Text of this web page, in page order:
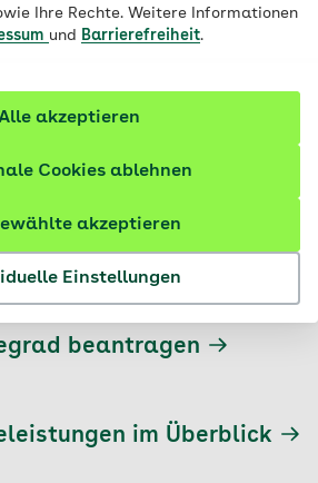
Ihre Rechte. Weitere Informationen
und Barrierefreiheit.
Einstellungen
akzeptieren
Cookies ablehnen
akzeptieren
die AOK-
beantragen
im Überblick